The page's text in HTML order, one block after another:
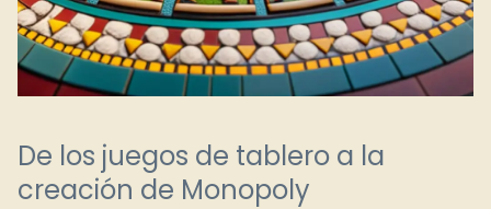
De los juegos de tablero a la
creación de Monopoly